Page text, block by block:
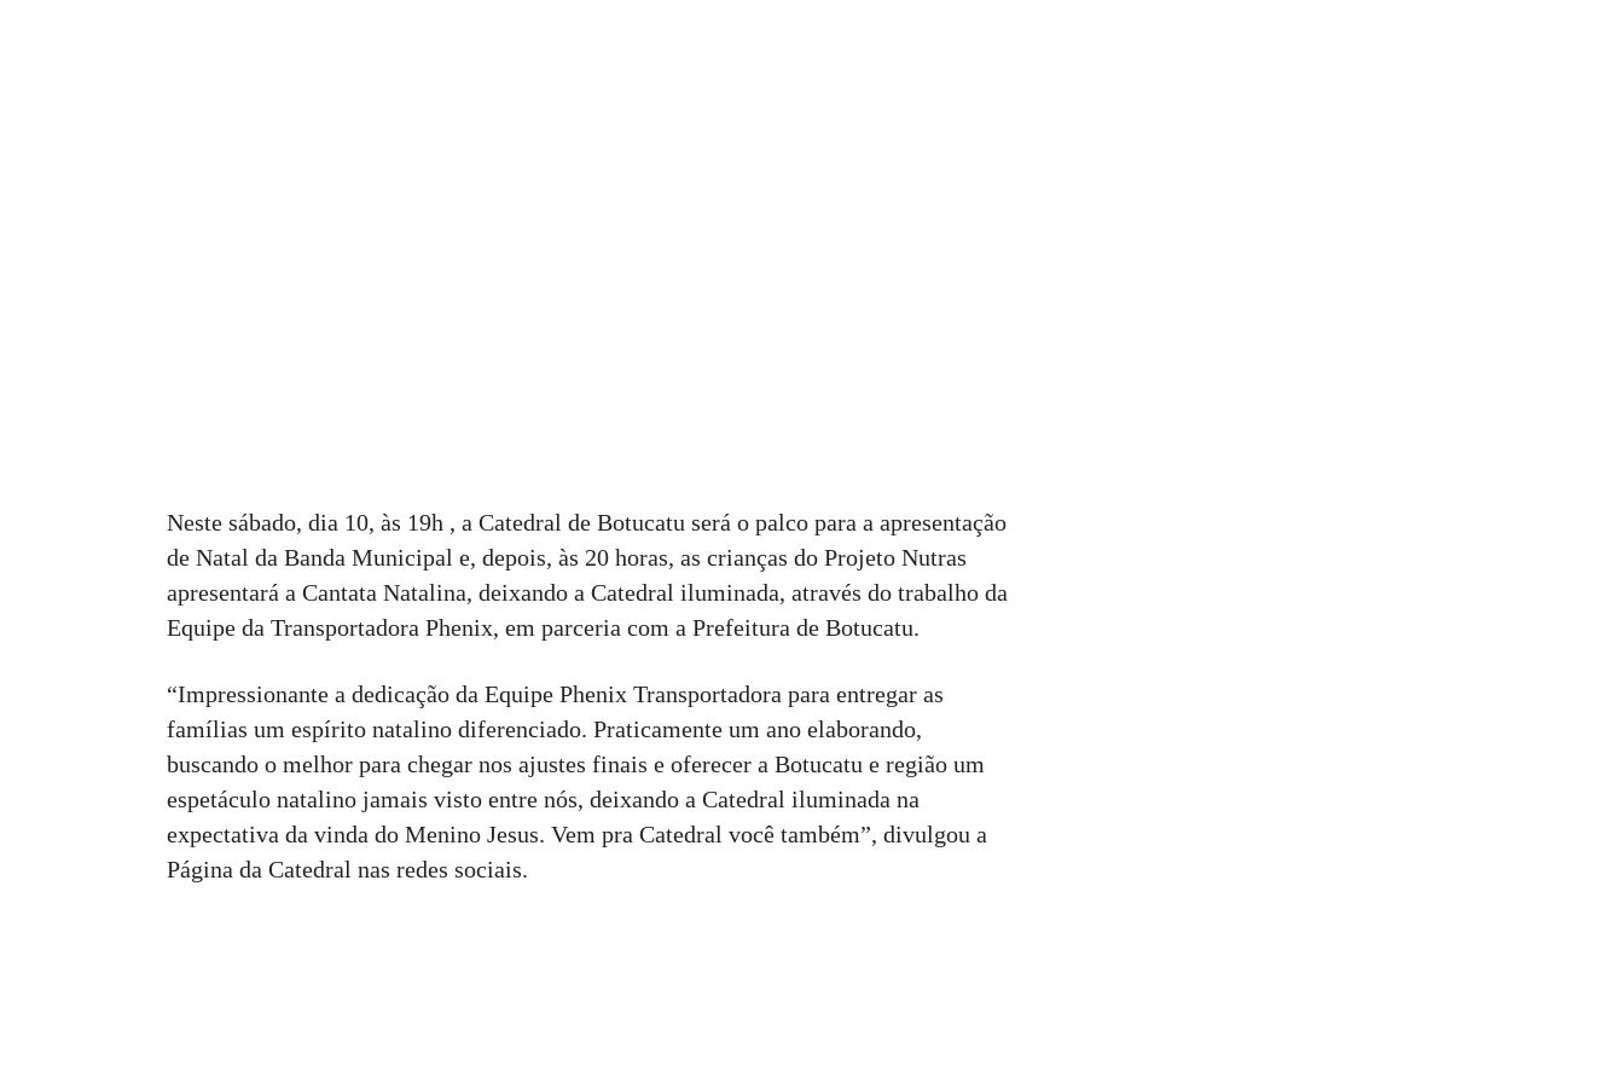
Neste sábado, dia 10, às 19h , a Catedral de Botucatu será o palco para a apresentação
de Natal da Banda Municipal e, depois, às 20 horas, as crianças do Projeto Nutras
apresentará a Cantata Natalina, deixando a Catedral iluminada, através do trabalho da
Equipe da Transportadora Phenix, em parceria com a Prefeitura de Botucatu.
“Impressionante a dedicação da Equipe Phenix Transportadora para entregar as
famílias um espírito natalino diferenciado. Praticamente um ano elaborando,
buscando o melhor para chegar nos ajustes finais e oferecer a Botucatu e região um
espetáculo natalino jamais visto entre nós, deixando a Catedral iluminada na
expectativa da vinda do Menino Jesus. Vem pra Catedral você também”, divulgou a
Página da Catedral nas redes sociais.